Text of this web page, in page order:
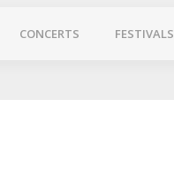
CONCERTS FESTIVALS